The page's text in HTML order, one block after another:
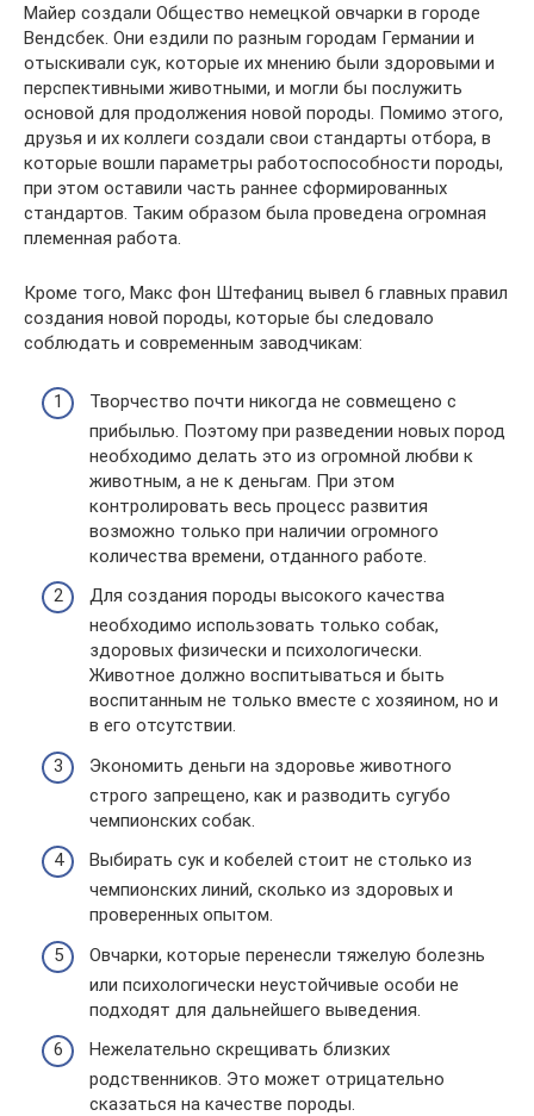
Майер создали Общество немецкой овчарки в городе
Вендсбек. Они ездили по разным городам Германии и
отыскивали сук, которые их мнению были здоровыми и
перспективными животными, и могли бы послужить
основой для продолжения новой породы. Помимо этого,
друзья и их коллеги создали свои стандарты отбора, в
которые вошли параметры работоспособности породы,
при этом оставили часть раннее сформированных
стандартов. Таким образом была проведена огромная
племенная работа.
Кроме того, Макс фон Штефаниц вывел 6 главных правил
создания новой породы, которые бы следовало
соблюдать и современным заводчикам:
Творчество почти никогда не совмещено с
прибылью. Поэтому при разведении новых пород
необходимо делать это из огромной любви к
животным, а не к деньгам. При этом
контролировать весь процесс развития
возможно только при наличии огромного
количества времени, отданного работе.
Для создания породы высокого качества
необходимо использовать только собак,
здоровых физически и психологически.
Животное должно воспитываться и быть
воспитанным не только вместе с хозяином, но и
в его отсутствии.
Экономить деньги на здоровье животного
строго запрещено, как и разводить сугубо
чемпионских собак.
Выбирать сук и кобелей стоит не столько из
чемпионских линий, сколько из здоровых и
проверенных опытом.
Овчарки, которые перенесли тяжелую болезнь
или психологически неустойчивые особи не
подходят для дальнейшего выведения.
Нежелательно скрещивать близких
родственников. Это может отрицательно
сказаться на качестве породы.